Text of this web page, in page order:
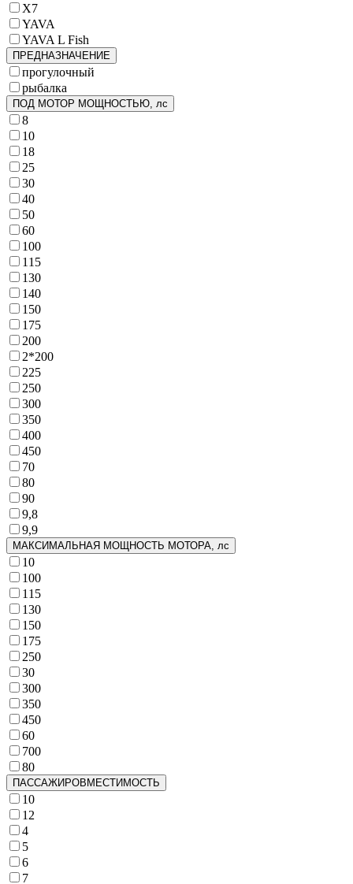
X7
YAVA
YAVA L Fish
ПРЕДНАЗНАЧЕНИЕ
прогулочный
рыбалка
ПОД МОТОР МОЩНОСТЬЮ, лс
8
10
18
25
30
40
50
60
100
115
130
140
150
175
200
2*200
225
250
300
350
400
450
70
80
90
9,8
9,9
МАКСИМАЛЬНАЯ МОЩНОСТЬ МОТОРА, лс
10
100
115
130
150
175
250
30
300
350
450
60
700
80
ПАССАЖИРОВМЕСТИМОСТЬ
10
12
4
5
6
7